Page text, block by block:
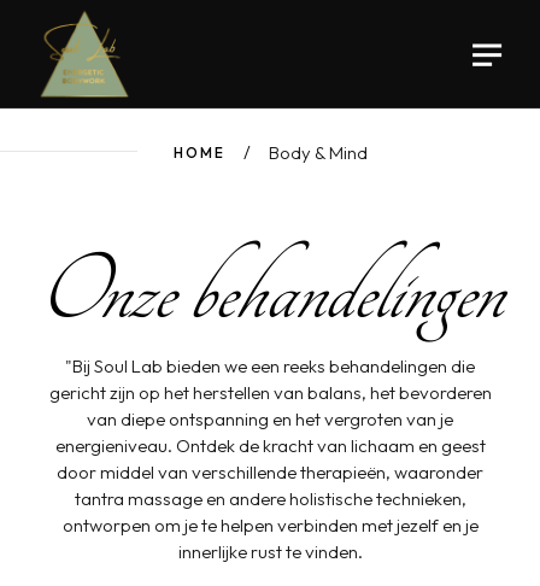
HOME Body & Mind
Body & Mind
Onze behandelingen
"Bij Soul Lab bieden we een reeks behandelingen die
gericht zijn op het herstellen van balans, het bevorderen
van diepe ontspanning en het vergroten van je
energieniveau. Ontdek de kracht van lichaam en geest
door middel van verschillende therapieën, waaronder
tantra massage en andere holistische technieken,
ontworpen om je te helpen verbinden met jezelf en je
innerlijke rust te vinden.